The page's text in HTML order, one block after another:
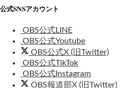
公式SNSアカウント
OBS公式LINE
OBS公式Youtube
OBS公式X (旧Twitter)
OBS公式TikTok
OBS公式Instagram
OBS報道部X (旧Twitter)